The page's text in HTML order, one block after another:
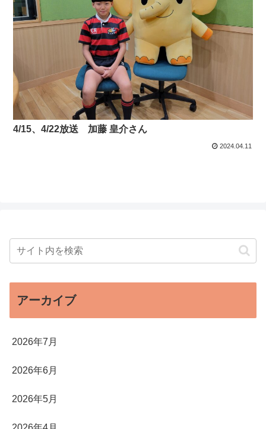
4/15、4/22放送 加藤 皇介さん
2024.04.11
アーカイブ
2026年7月
2026年6月
2026年5月